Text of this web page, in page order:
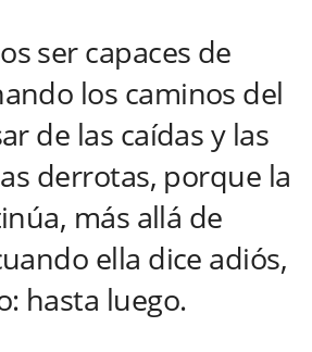
ser capaces de
los caminos del
de las caídas y las
derrotas, porque la
más allá de
ella dice adiós,
hasta luego.